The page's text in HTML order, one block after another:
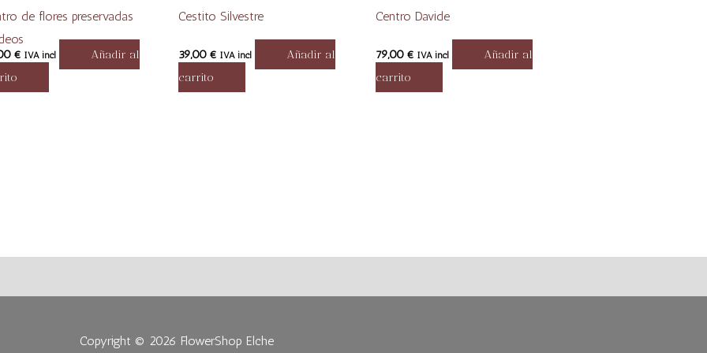
de flores preservadas
€ IVA incl
Añadir al
Cestito Silvestre
39,00€ IVA incl
Añadir al
carrito
Centro Davide
79,00€ IVA incl
Añadir al
carrito
Copyright © 2026 FlowerShop Elche